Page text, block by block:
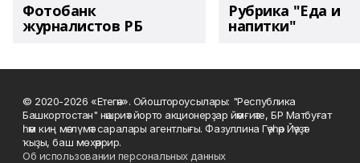
Фотобанк
журналистов РБ
Рубрика "Еда и
напитки"
© 2020-2026 «Етегән». Ойоштороусылары: "Республика
Башкортостан" нәшриәт йорто акционерҙар йәмғиәте, БР Матбуғат
һәм киң мәғлүмәт саралары агентлығы. Фазуллина Гәүһәр Йәүҙәт
ҡыҙы, баш мөхәррир.
Об использовании персональных данных